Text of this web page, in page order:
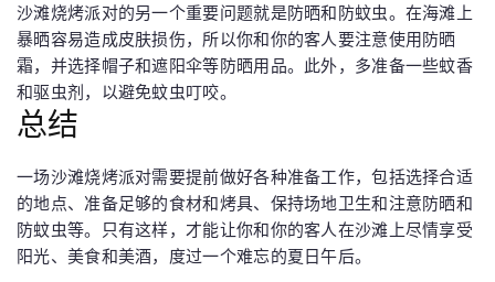
沙滩烧烤派对的另一个重要问题就是防晒和防蚊虫。在海滩上
暴晒容易造成皮肤损伤，所以你和你的客人要注意使用防晒
霜，并选择帽子和遮阳伞等防晒用品。此外，多准备一些蚊香
和驱虫剂，以避免蚊虫叮咬。
总结
一场沙滩烧烤派对需要提前做好各种准备工作，包括选择合适
的地点、准备足够的食材和烤具、保持场地卫生和注意防晒和
防蚊虫等。只有这样，才能让你和你的客人在沙滩上尽情享受
阳光、美食和美酒，度过一个难忘的夏日午后。